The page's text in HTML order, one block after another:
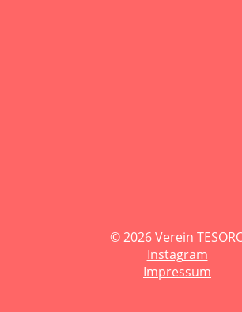
© 2026 Verein
Instagram
Impressum